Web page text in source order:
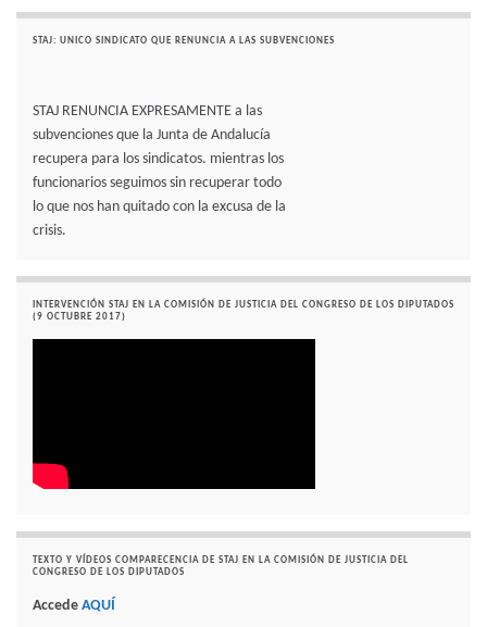
STAJ: UNICO SINDICATO QUE RENUNCIA A LAS SUBVENCIONES
STAJ RENUNCIA EXPRESAMENTE a las
subvenciones que la Junta de Andalucía
recupera para los sindicatos. mientras los
funcionarios seguimos sin recuperar todo
lo que nos han quitado con la excusa de la
crisis.
INTERVENCIÓN STAJ EN LA COMISIÓN DE JUSTICIA DEL CONGRESO DE LOS DIPUTADOS
(9 OCTUBRE 2017)
TEXTO Y VÍDEOS COMPARECENCIA DE STAJ EN LA COMISIÓN DE JUSTICIA DEL
CONGRESO DE LOS DIPUTADOS
Accede AQUÍ